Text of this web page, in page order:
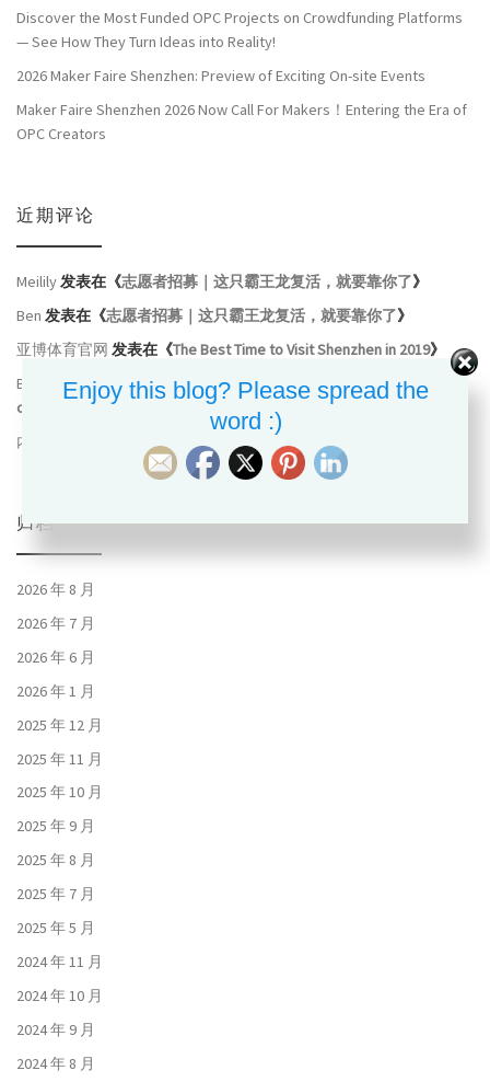
Discover the Most Funded OPC Projects on Crowdfunding Platforms
— See How They Turn Ideas into Reality!
2026 Maker Faire Shenzhen: Preview of Exciting On-site Events
Maker Faire Shenzhen 2026 Now Call For Makers！Entering the Era of
OPC Creators
近期评论
Meilily发表在《志愿者招募｜这只霸王龙复活，就要靠你了》
Ben 发表在《志愿者招募｜这只霸王龙复活，就要靠你了》
亚博体育官网 发表在《The Best Time to Visit Shenzhen in 2019》
Bernd R发表在《MFSZ19: To the Heart of Community, to the Cluster
of Industry
》
内
Meet the Maker: FutuRocket 》
归档
2026 年 8 月
2026 年 7 月
2026 年 6 月
2026 年 1 月
2025 年 12 月
2025 年 11 月
2025 年 10 月
2025 年 9 月
2025 年 8 月
2025 年 7 月
2025 年 5 月
2024 年 11 月
2024 年 10 月
2024 年 9 月
2024 年 8 月
Enjoy this blog? Please spread the
word :)